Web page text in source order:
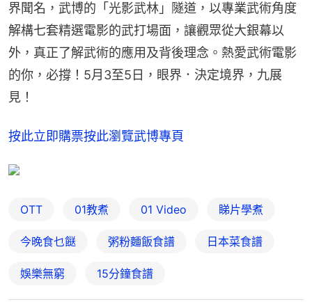
界聞名，武博的「光影武林」隧道，以專業武術角度
解構七套精選電影的武打場面，讓觀眾從大銀幕以
外，真正了解武術的應用及背後理念。熱愛武術電影
的你，必撐！5月3至5日，眼界．決定境界，九展
見！
按此立即購票按此瀏覽武博專頁
OTT 01教煮 01 Video 睇片學煮
今晚食乜餸 粥粉麵飯食譜 日本菜食譜
娛樂無窮 15分鐘食譜